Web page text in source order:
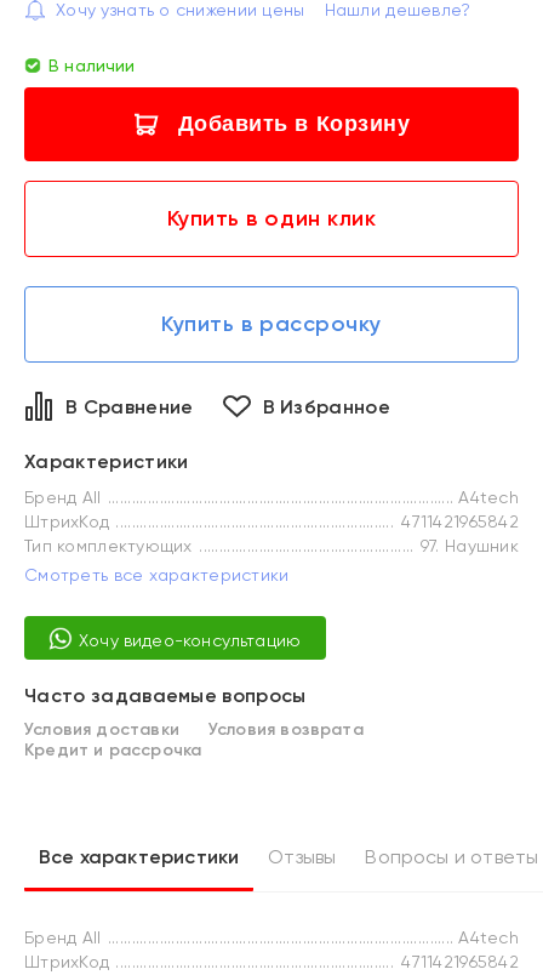
Хочу узнать о снижении цены Нашли дешевле?
В наличии
Добавить в Корзину
Купить в один клик
Купить в рассрочку
В Сравнение В Избранное
Характеристики
Бренд All
A4tech
ШтрихКод
4711421965842
Тип комплектующих
97. Наушник
Смотреть все характеристики
Хочу видео-консультацию
Часто задаваемые вопросы
Условия доставки
Условия возврата
Кредит и рассрочка
Все характеристики Отзывы Вопросы и ответы
Бренд All
A4tech
ШтрихКод
4711421965842